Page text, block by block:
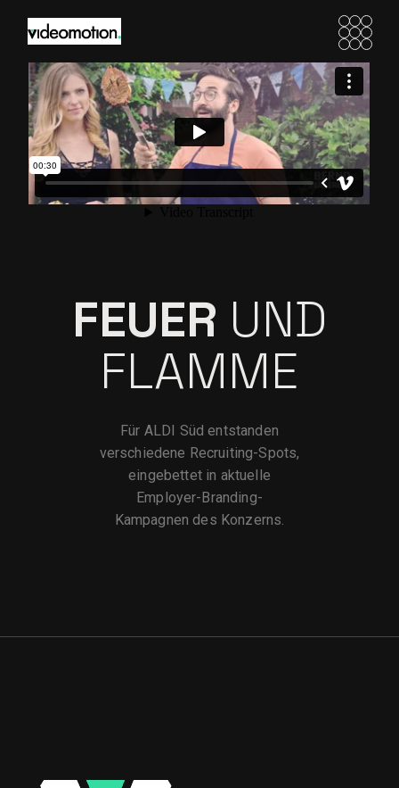
FEUER UND
FLAMME
Für ALDI Süd entstanden
verschiedene Recruiting-Spots,
eingebettet in aktuelle
Employer-Branding-
Kampagnen des Konzerns.